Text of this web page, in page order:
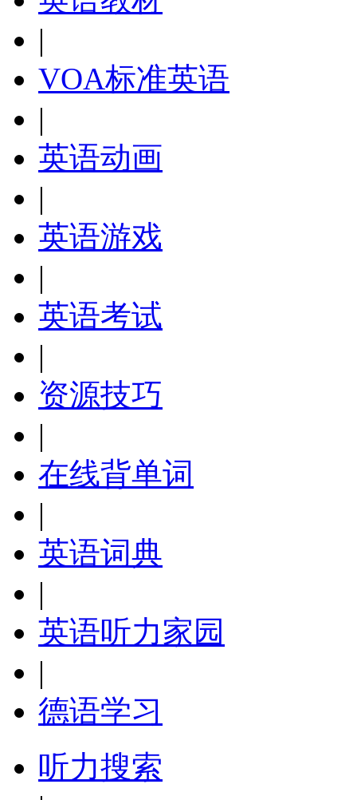
|
VOA标准英语
|
英语动画
|
英语游戏
|
英语考试
|
资源技巧
|
在线背单词
|
英语词典
|
英语听力家园
|
德语学习
听力搜索